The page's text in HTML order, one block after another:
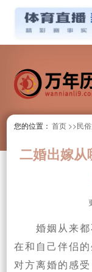
您的位置：首页 >>民
二婚出嫁从
婚姻从来都
在和自己伴侣
对方离婚的感